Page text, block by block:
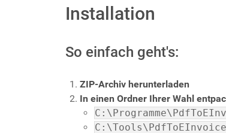
Installation
So einfach geht's:
ZIP-Archiv herunterladen
In einen Ordner Ihrer Wahl